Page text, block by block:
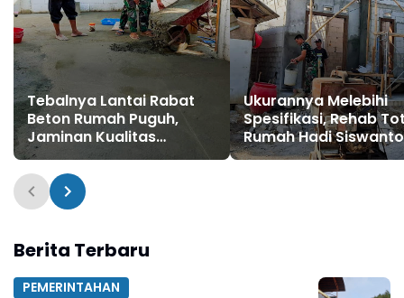
Tebalnya Lantai Rabat
Beton Rumah Puguh,
Jaminan Kualitas
Pembangunan Sasaran
Fisik TMMD ke-129 Kodim
0802/Ponorogo
Ukurannya Melebihi
Spesifikasi, Rehab
Rumah Hadi Siswanto
Dikebut
Berita Terbaru
PEMERINTAHAN